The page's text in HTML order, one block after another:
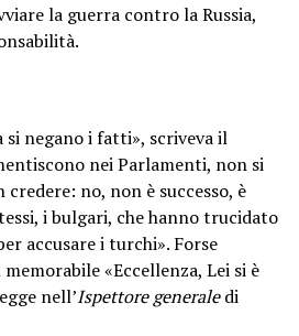
la guerra contro la Russia,
si negano i fatti», scriveva il
nei Parlamenti, non si
no, non è successo, è
i bulgari, che hanno trucidato
accusare i turchi». Forse
«Eccellenza, Lei si è
nell’Ispettore generaledi